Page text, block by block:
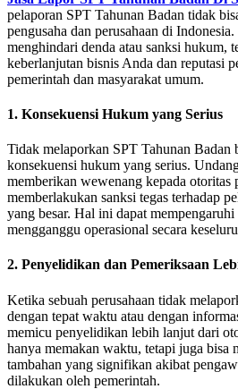
pelaporan SPT Tahunan Badan tidak
pengusaha dan perusahaan di
menghindari denda atau sanksi hukum,
keberlanjutan bisnis Anda dan reputasi
pemerintah dan masyarakat umum.
1. Konsekuensi Hukum yang Serius
Tidak melaporkan SPT Tahunan Badan
konsekuensi hukum yang serius.
memberikan wewenang kepada otoritas
memberlakukan sanksi tegas terhadap
yang besar. Hal ini dapat
mengganggu operasional secara
2. Penyelidikan dan Pemeriksaan
Ketika sebuah perusahaan tidak
dengan tepat waktu atau dengan
memicu penyelidikan lebih lanjut dari
hanya memakan waktu, tetapi juga bisa
tambahan yang signifikan akibat
dilakukan oleh pemerintah.